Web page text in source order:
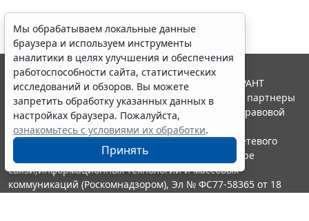
Мы обрабатываем локальные данные
браузера и используем инструменты
аналитики в целях улучшения и обеспечения
работоспособности сайта, статистических
исследований и обзоров. Вы можете
запретить обработку указанных данных в
настройках браузера. Пожалуйста,
ознакомьтесь с условиями их обработки.
Принять
© ООО "НПП "ГАРАНТ-СЕРВИС", 2026. Система ГАРАНТ
выпускается с 1990 года. Компания "Гарант" и ее партнеры
являются участниками Российской ассоциации правовой
информации ГАРАНТ.
Портал ГАРАНТ.РУ зарегистрирован в качестве сетевого
издания Федеральной службой по надзору в сфере
связи,информационных технологий и массовых
коммуникаций (Роскомнадзором), Эл № ФС77-58365 от 18